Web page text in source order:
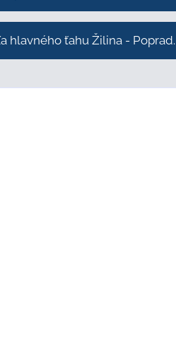
hlavného ťahu Žilina - Poprad.